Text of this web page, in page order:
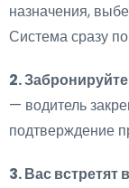
назначения,
Система сразу
2.
— водитель
подтверждение
3. Вас встретят